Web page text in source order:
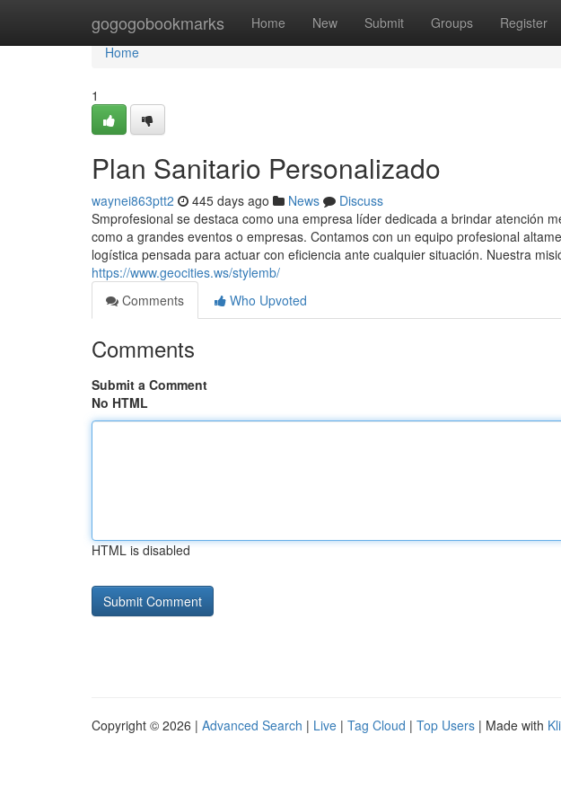
gogogobookmarks Home New Submit Groups Register
Home
Home
1
Plan Sanitario Personalizado
waynei863ptt2 445 days ago News
Discuss
Smprofesional se destaca como una empresa líder dedicada a brindar atención
como a grandes eventos o empresas. Contamos con un equipo profesional
logística pensada para actuar con eficiencia ante cualquier situación. Nuestra
https://www.geocities.ws/stylemb/
Comments
Who Upvoted
Comments
Submit a Comment
No HTML
HTML is disabled
Copyright © 2026 | Advanced Search | Live | Tag Cloud | Top Users | Made with